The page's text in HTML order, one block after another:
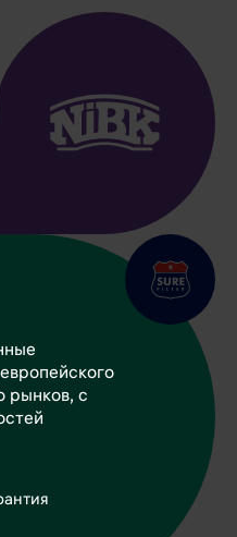
рынков, с
гарантия до 36
месяцев на
гарантия без
ограничений на
серию